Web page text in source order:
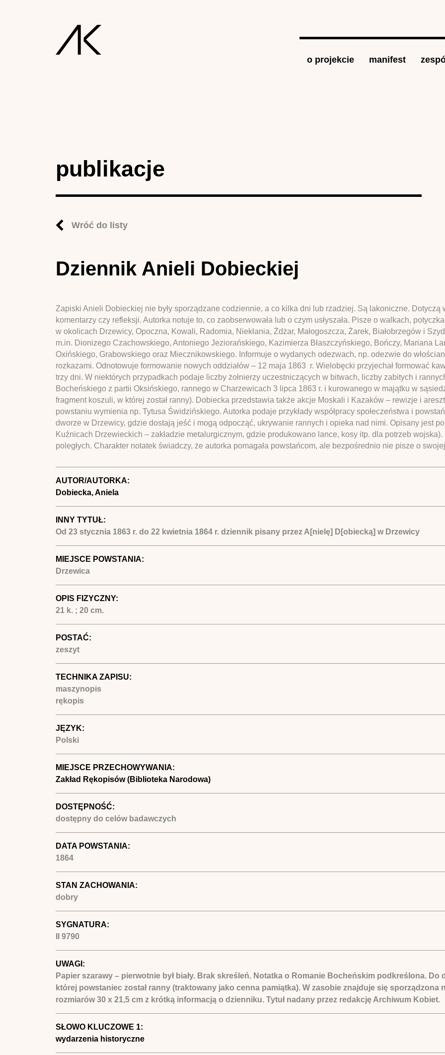
o projekcie manifest
publikacje
Wróć do listy
Dziennik Anieli Dobieckiej
Zapiski Anieli Dobieckiej nie były sporządzane codziennie, a co kilka dni lub rzadziej. Są lakoniczne. Dotyczą
komentarzy czy refleksji. Autorka notuje to, co zaobserwowała lub o czym usłyszała. Pisze o walkach,
w okolicach Drzewicy, Opoczna, Kowali, Radomia, Niekłania, Żdżar, Małogoszcza, Żarek, Białobrzegów i
m.in. Dionizego Czachowskiego, Antoniego Jeziorańskiego, Kazimierza Błaszczyńskiego, Bończy, Mariana
Oxińskiego, Grabowskiego oraz Miecznikowskiego. Informuje o wydanych odezwach, np. odezwie do
rozkazami. Odnotowuje formowanie nowych oddziałów – 12 maja 1863 r. Wielobęcki przyjechał formować
trzy dni. W niektórych przypadkach podaje liczby żołnierzy uczestniczących w bitwach, liczby zabitych i
Bocheńskiego z partii Oksińskiego, rannego w Charzewicach 3 lipca 1863 r. i kurowanego w majątku w
fragment koszuli, w której został ranny). Dobiecka przedstawia także akcje Moskali i Kazaków – rewizje i
powstaniu wymienia np. Tytusa Świdzińskiego. Autorka podaje przykłady współpracy społeczeństwa i
dworze w Drzewicy, gdzie dostają jeść i mogą odpocząć, ukrywanie rannych i opieka nad nimi. Opisany jest
Kuźnicach Drzewieckich – zakładzie metalurgicznym, gdzie produkowano lance, kosy itp. dla potrzeb
poległych. Charakter notatek świadczy, że autorka pomagała powstańcom, ale bezpośrednio nie pisze o
AUTOR/AUTORKA:
Dobiecka, Aniela
INNY TYTUŁ:
Od 23 stycznia 1863 r. do 22 kwietnia 1864 r. dziennik pisany przez A[nielę] D[obiecką] w Drzewicy
MIEJSCE POWSTANIA:
Drzewica
OPIS FIZYCZNY:
21 k. ; 20 cm.
POSTAĆ:
zeszyt
TECHNIKA ZAPISU:
maszynopis
rękopis
JĘZYK:
Polski
MIEJSCE PRZECHOWYWANIA:
Zakład Rękopisów (Biblioteka Narodowa)
DOSTĘPNOŚĆ:
dostępny do celów badawczych
DATA POWSTANIA:
1864
STAN ZACHOWANIA:
dobry
SYGNATURA:
II 9790
UWAGI:
Papier szarawy – pierwotnie był biały. Brak skreśleń. Notatka o Romanie Bocheńskim podkreślona.
której powstaniec został ranny (traktowany jako cenna pamiątka). W zasobie znajduje się sporządzona
rozmiarów 30 x 21,5 cm z krótką informacją o dzienniku. Tytuł nadany przez redakcję Archiwum Kobiet.
SŁOWO KLUCZOWE 1:
wydarzenia historyczne